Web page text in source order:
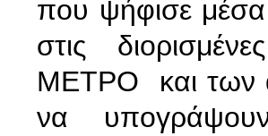
που ψήφισε μέσα
στις
ΜΕΤΡΟ και των
να